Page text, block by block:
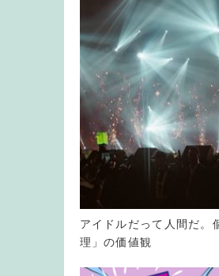
アイドルだって人間だ。
理」の価値観